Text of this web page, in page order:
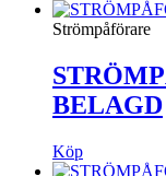
Strömpåförare
BELAGD
Köp